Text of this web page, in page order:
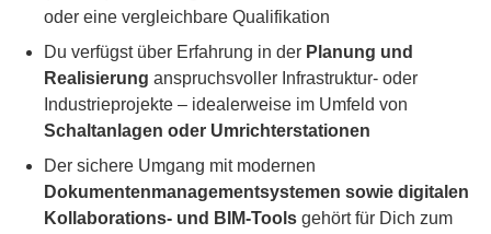
oder eine vergleichbare Qualifikation
Du verfügst über Erfahrung in der Planung und
Realisierung anspruchsvoller Infrastruktur- oder
Industrieprojekte – idealerweise im Umfeld von
Schaltanlagen oder Umrichterstationen
Der sichere Umgang mit modernen
Dokumentenmanagementsystemen sowie digitalen
Kollaborations- und BIM-Tools gehört für Dich zum